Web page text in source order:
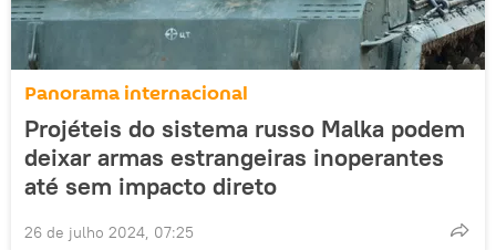
Panorama internacional
Projéteis do sistema russo Malka podem
deixar armas estrangeiras inoperantes
até sem impacto direto
26 de julho 2024, 07:25